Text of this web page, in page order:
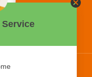
9999